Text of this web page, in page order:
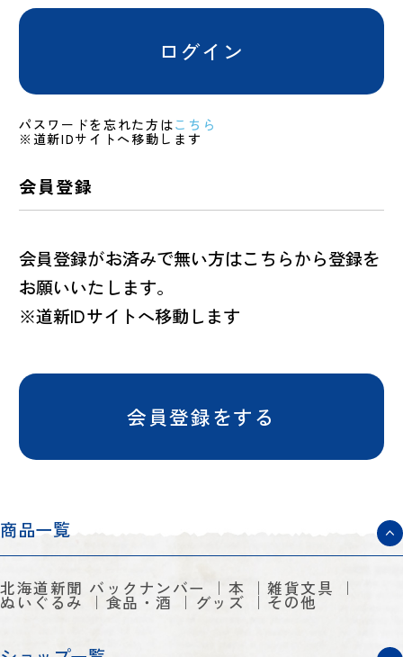
ログイン
パスワードを忘れた方はこちら
※道新IDサイトへ移動します
会員登録
会員登録がお済みで無い方はこちらから登録を
お願いいたします。
※道新IDサイトへ移動します
会員登録をする
商品一覧
北海道新聞 バックナンバー 本 雑貨文具
ぬいぐるみ 食品・酒 グッズ その他